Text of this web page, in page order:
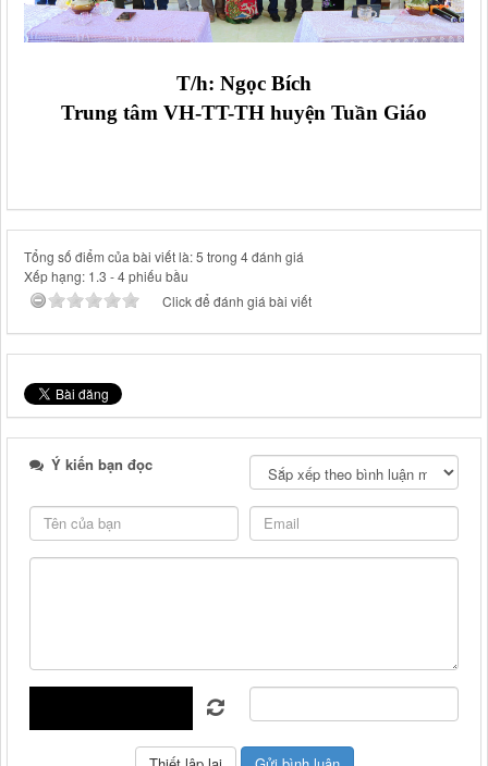
T/h: Ngọc Bích
Trung tâm VH-TT-TH huyện Tuần Giáo
Tổng số điểm của bài viết là: 5 trong 4 đánh giá
Xếp hạng: 1.3 -4phiếu bầu
Click để đánh giá bài viết
Ý kiến bạn đọc